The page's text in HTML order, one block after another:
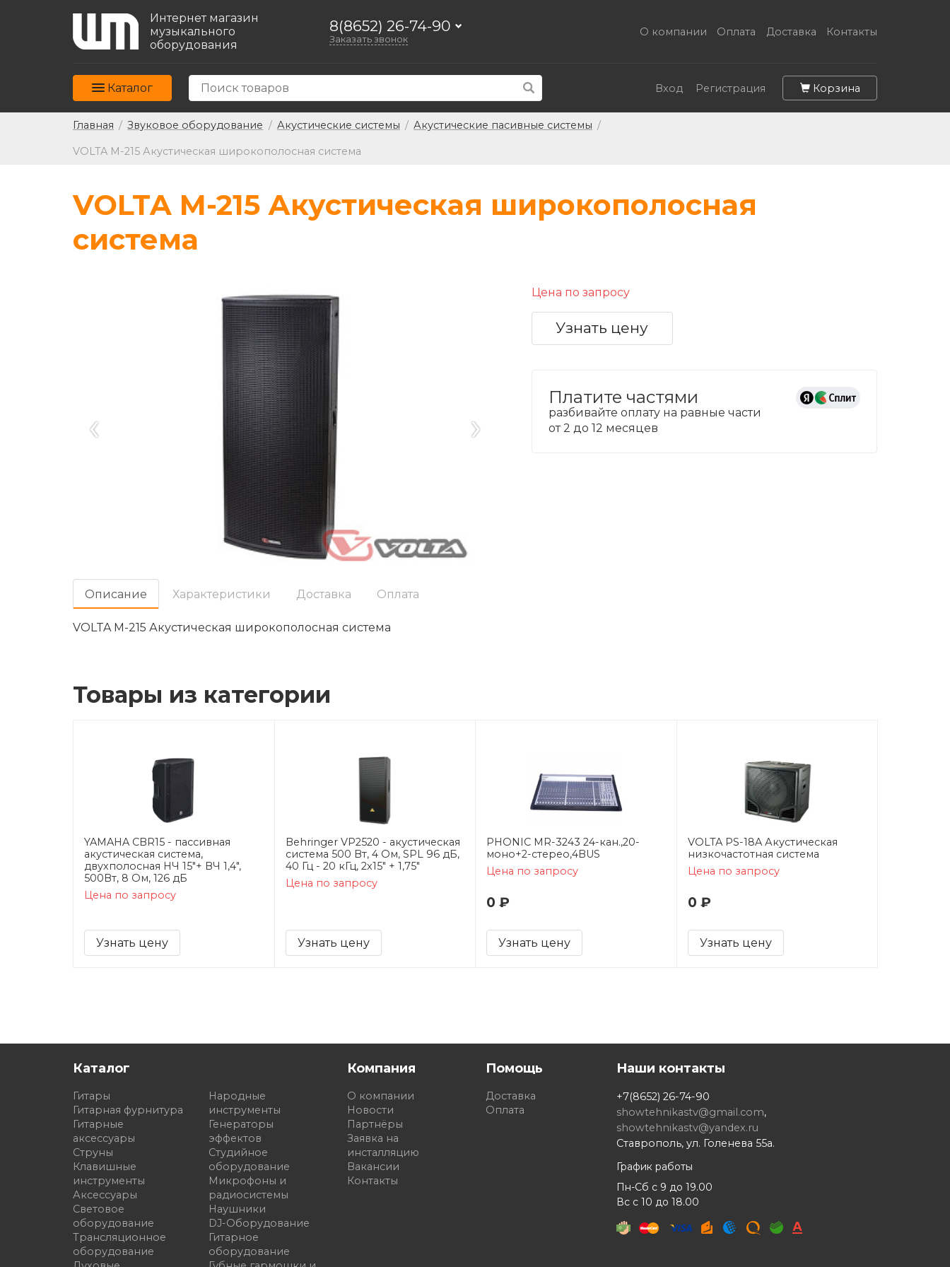
Интернет магазин
музыкального
оборудования
8(8652) 26-74-90
Заказать звонок
О компании Оплата Доставка Контакты
Каталог Вход Регистрация Корзина
Главная / Звуковое оборудование / Акустические системы / Акустические пасивные системы /
VOLTA M-215 Акустическая широкополосная система
VOLTA M-215 Акустическая широкополосная
система
‹ ›
Цена по запросу
Узнать цену
Платите частями
разбивайте оплату на равные части
от 2 до 12 месяцев
Oписание Характеристики Доставка Оплата
VOLTA M-215 Акустическая широкополосная система
Товары из категории
YAMAHA CBR15 - пассивная
акустическая система,
двухполосная НЧ 15"+ ВЧ 1,4",
500Вт, 8 Ом, 126 дБ
Цена по запросу
Узнать цену
Behringer VP2520 - акустическая
система 500 Вт, 4 Ом, SPL 96 дБ,
40 Гц - 20 кГц, 2x15" + 1,75"
Цена по запросу
Узнать цену
PHONIC MR-3243 24-кан.,20-
моно+2-стерео,4BUS
Цена по запросу
0 ₽
Узнать цену
VOLTA PS-18A Акустическая
низкочастотная система
Цена по запросу
0 ₽
Узнать цену
Каталог
Гитары
Гитарная фурнитура
Гитарные
аксессуары
Струны
Клавишные
инструменты
Аксессуары
Световое
оборудование
Трансляционное
оборудование
Народные
инструменты
Генераторы
эффектов
Студийное
оборудование
Микрофоны и
радиосистемы
Наушники
DJ-Оборудование
Гитарное
оборудование
Компания
О компании
Новости
Партнёры
Заявка на
инсталляцию
Вакансии
Контакты
Помощь
Доставка
Оплата
Наши контакты
+7(8652) 26-74-90
showtehnikastv@gmail.com,
showtehnikastv@yandex.ru
Ставрополь, ул. Голенева 55а.
График работы
Пн-Сб с 9 до 19.00
Вс с 10 до 18.00